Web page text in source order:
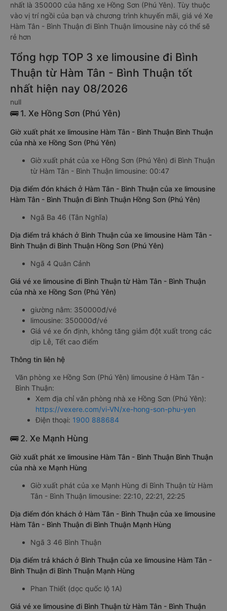
nhất là 350000 của hãng xe Hồng Sơn (Phú Yên). Tùy thuộc
vào vị trí ngồi của bạn và chương trình khuyến mãi, giá vé Xe
Hàm Tân - Bình Thuận đi Bình Thuận limousine này có thể sẽ
rẻ hơn
Tổng hợp TOP 3 xe limousine đi Bình
Thuận từ Hàm Tân - Bình Thuận tốt
nhất hiện nay 08/2026
null
🚌 1. Xe Hồng Sơn (Phú Yên)
Giờ xuất phát xe limousine Hàm Tân - Bình Thuận Bình Thuận
của nhà xe Hồng Sơn (Phú Yên)
Giờ xuất phát của xe Hồng Sơn (Phú Yên) đi Bình Thuận
từ Hàm Tân - Bình Thuận limousine: 00:47
Địa điểm đón khách ở Hàm Tân - Bình Thuận của xe limousine
Hàm Tân - Bình Thuận đi Bình Thuận Hồng Sơn (Phú Yên)
Ngã Ba 46 (Tân Nghĩa)
Địa điểm trả khách ở Bình Thuận của xe limousine Hàm Tân -
Bình Thuận đi Bình Thuận Hồng Sơn (Phú Yên)
Ngã 4 Quân Cảnh
Giá vé xe limousine đi Bình Thuận từ Hàm Tân - Bình Thuận
của nhà xe Hồng Sơn (Phú Yên)
giường nằm: 350000đ/vé
limousine: 350000đ/vé
Giá vé xe ổn định, không tăng giảm đột xuất trong các
dịp Lễ, Tết cao điểm
Thông tin liên hệ
Văn phòng xe Hồng Sơn (Phú Yên) limousine ở Hàm Tân -
Bình Thuận:
Xem địa chỉ văn phòng nhà xe Hồng Sơn (Phú Yên):
https://vexere.com/vi-VN/xe-hong-son-phu-yen
Điện thoại: 1900 888684
🚌 2. Xe Mạnh Hùng
Giờ xuất phát xe limousine Hàm Tân - Bình Thuận Bình Thuận
của nhà xe Mạnh Hùng
Giờ xuất phát của xe Mạnh Hùng đi Bình Thuận từ Hàm
Tân - Bình Thuận limousine: 22:10, 22:21, 22:25
Địa điểm đón khách ở Hàm Tân - Bình Thuận của xe limousine
Hàm Tân - Bình Thuận đi Bình Thuận Mạnh Hùng
Ngã 3 46 Bình Thuận
Địa điểm trả khách ở Bình Thuận của xe limousine Hàm Tân -
Bình Thuận đi Bình Thuận Mạnh Hùng
Phan Thiết (dọc quốc lộ 1A)
Giá vé xe limousine đi Bình Thuận từ Hàm Tân - Bình Thuận